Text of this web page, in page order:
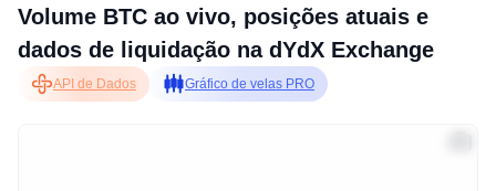
Volume BTC ao vivo, posições atuais e
dados de liquidação na dYdX Exchange
API de Dados Gráfico de velas PRO